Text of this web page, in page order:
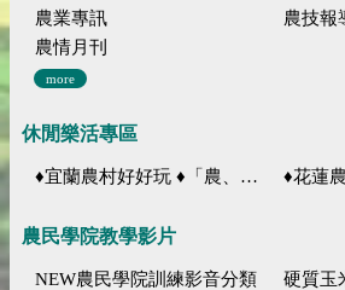
農業專訊
農技報
農情月刊
more
休閒樂活專區
♦宜蘭農村好好玩 ♦「農、藝、山、水」四條遊程推薦 ♦花蓮農村好好
農民學院教學影片
NEW農民學院訓練影音分類
硬質玉